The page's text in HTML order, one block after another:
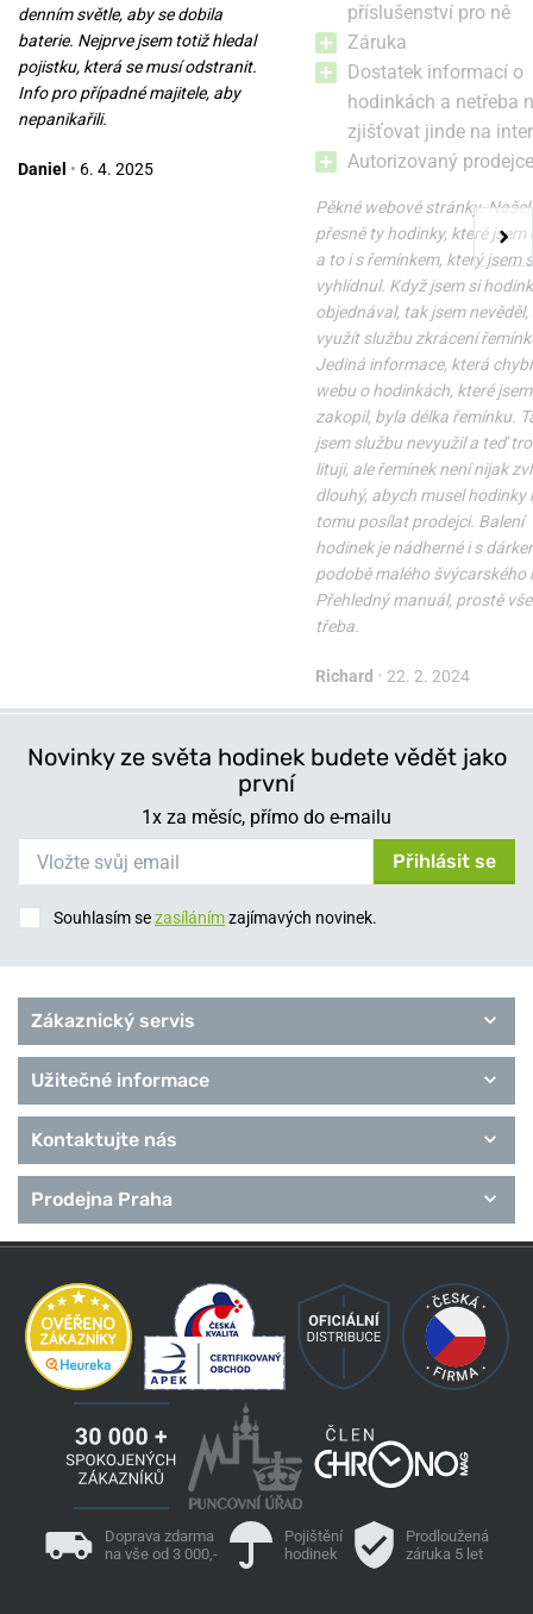
denním světle, aby se dobila
baterie. Nejprve jsem totiž hledal
pojistku, která se musí odstranit.
Info pro případné majitele, aby
nepanikařili.
Daniel • 6. 4. 2025
příslušenství pro ně
Záruka
Dostatek informací o
hodinkách a netřeba
zjišťovat jinde na
Autorizovaný prodejce
Pěkné webové stránky. Našel
přesně ty hodinky, které jsem
a to i s řemínkem, který jsem
vyhlídnul. Když jsem si
objednával, tak jsem nevěděl,
využít službu zkrácení
Jediná informace, která
webu o hodinkách, které
zakopil, byla délka řemínku.
jsem službu nevyužil a teď
lituji, ale řemínek není nijak
dlouhý, abych musel hodinky
tomu posílat prodejci. Balení
hodinek je nádherné i s
podobě malého švýcarského
Přehledný manuál, prostě
třeba.
Richard • 22. 2. 2024
Novinky ze světa hodinek budete vědět jako
první
1x za měsíc, přímo do e-mailu
Přihlásit se
Souhlasím sezasílánímzajímavých novinek.
Zákaznický servis
Užitečné informace
Kontaktujte nás
Prodejna Praha
Doprava zdarma
na vše od 3 000,-
Pojištění
hodinek
Prodloužená
záruka 5 let